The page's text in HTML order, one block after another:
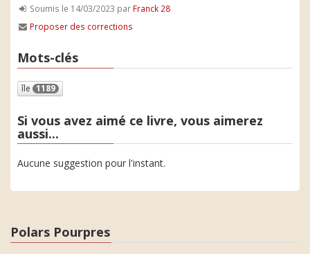
Soumis le 14/03/2023 par Franck 28
Proposer des corrections
Mots-clés
île 1189
Si vous avez aimé ce livre, vous aimerez
aussi...
Aucune suggestion pour l'instant.
Polars Pourpres